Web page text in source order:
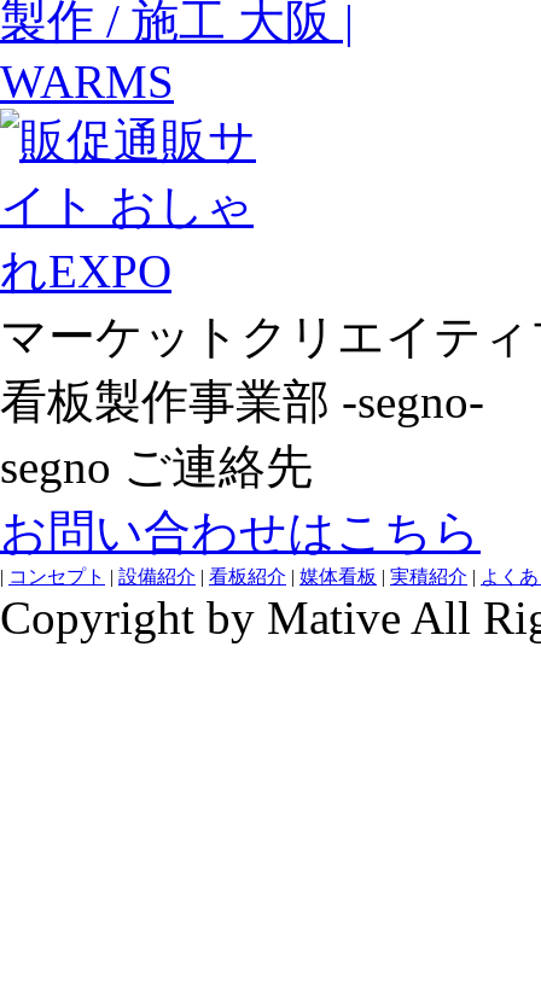
マーケットクリエイテ
看板製作事業部 -segno-
segno ご連絡先
お問い合わせはこちら
| コンセプト | 設備紹介 | 看板紹介 | 媒体看板 | 実積紹介 | よく
Copyright by Mative All